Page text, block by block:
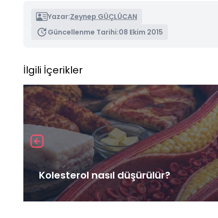
Yazar:Zeynep GÜÇLÜCAN
Güncellenme Tarihi:08 Ekim 2015
İlgili İçerikler
Kolesterol nasıl düşürülür?